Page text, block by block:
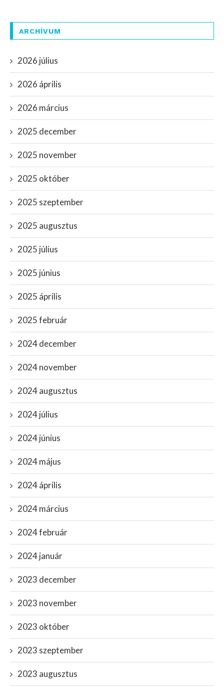
ARCHÍVUM
2026 július
2026 április
2026 március
2025 december
2025 november
2025 október
2025 szeptember
2025 augusztus
2025 július
2025 június
2025 április
2025 február
2024 december
2024 november
2024 augusztus
2024 július
2024 június
2024 május
2024 április
2024 március
2024 február
2024 január
2023 december
2023 november
2023 október
2023 szeptember
2023 augusztus